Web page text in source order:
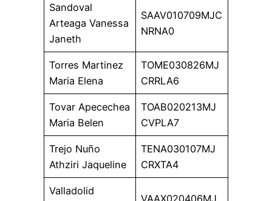
Sandoval
Arteaga Vanessa
Janeth
SAAV010709MJC
NRNA0
Torres Martinez
Maria Elena
TOME030826MJ
CRRLA6
Tovar Apecechea
Maria Belen
TOAB020213MJ
CVPLA7
Trejo Nuño
Athziri Jaqueline
TENA030107MJ
CRXTA4
Valladolid
VAAX020406MJ